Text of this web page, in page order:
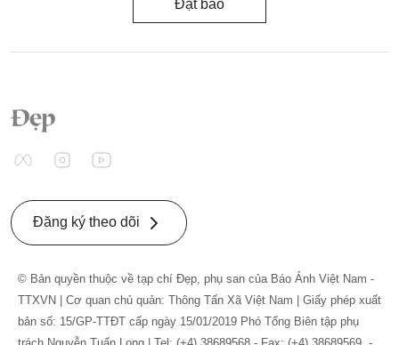
Đặt báo
Đăng ký theo dõi
© Bản quyền thuộc về tạp chí Đẹp, phụ san của Báo Ảnh Việt Nam -
TTXVN | Cơ quan chủ quản: Thông Tấn Xã Việt Nam | Giấy phép xuất
bản số: 15/GP-TTĐT cấp ngày 15/01/2019 Phó Tổng Biên tập phụ